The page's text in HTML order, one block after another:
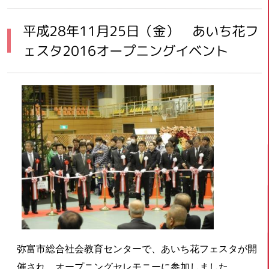
平成28年11月25日（金） あいち花フ
ェスタ2016オープニングイベント
弥富市総合社会教育センターで、あいち花フェスタが開
催され、オープニングセレモニーに参加しました。